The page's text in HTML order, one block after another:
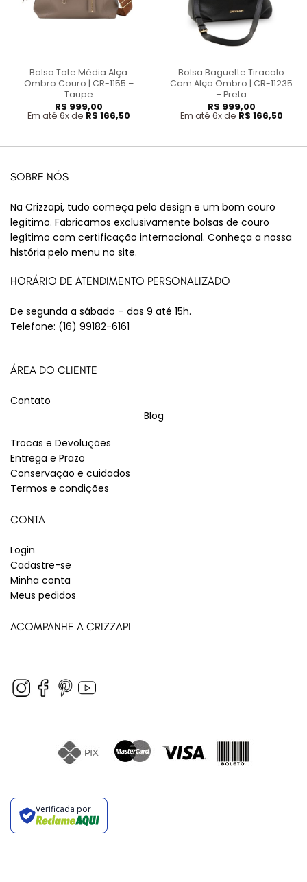
Bolsa Tote Média Alça
Ombro Couro | CR-1155 –
Taupe
R$ 999,00
Em até 6x de R$ 166,50
Bolsa Baguette Tiracolo
Com Alça Ombro | CR-11235
– Preta
R$ 999,00
Em até 6x de R$ 166,50
SOBRE NÓS
Na Crizzapi, tudo começa pelo design e um bom couro
legítimo. Fabricamos exclusivamente bolsas de couro
legítimo com certificação internacional. Conheça a nossa
história pelo menu no site.
HORÁRIO DE ATENDIMENTO PERSONALIZADO
De segunda a sábado – das 9 até 15h.
Telefone: (16) 99182-6161
ÁREA DO CLIENTE
Contato
Blog
Trocas e Devoluções
Entrega e Prazo
Conservação e cuidados
Termos e condições
CONTA
Login
Cadastre-se
Minha conta
Meus pedidos
ACOMPANHE A CRIZZAPI
Verificada por